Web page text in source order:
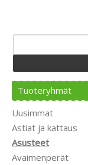
Tuoteryhmät
Uusimmat
Astiat ja kattaus
Asusteet
Avaimenperät